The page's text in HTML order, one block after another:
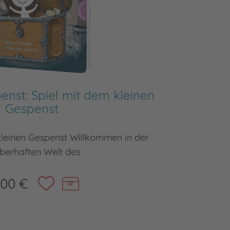
Spiel mit dem kleinen
Gespenst
Gespenst Willkommen in der
Welt des
€